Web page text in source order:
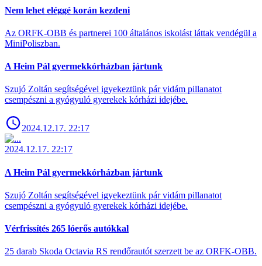
Nem lehet eléggé korán kezdeni
Az ORFK-OBB és partnerei 100 általános iskolást láttak vendégül a
MiniPoliszban.
A Heim Pál gyermekkórházban jártunk
Szujó Zoltán segítségével igyekeztünk pár vidám pillanatot
csempészni a gyógyuló gyerekek kórházi idejébe.
2024.12.17. 22:17
2024.12.17. 22:17
A Heim Pál gyermekkórházban jártunk
Szujó Zoltán segítségével igyekeztünk pár vidám pillanatot
csempészni a gyógyuló gyerekek kórházi idejébe.
Vérfrissítés 265 lóerős autókkal
25 darab Skoda Octavia RS rendőrautót szerzett be az ORFK-OBB.